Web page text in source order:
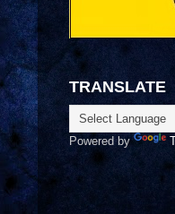
TRANSLATE
Powered by